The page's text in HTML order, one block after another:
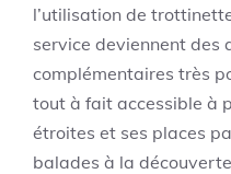
l’utilisation de
service deviennent des
complémentaires très
tout à fait accessible à
étroites et ses places
balades à la